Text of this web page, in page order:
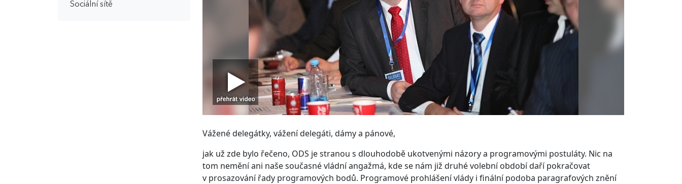
Sociální sítě
Vážené delegátky, vážení delegáti, dámy a pánové,
jak už zde bylo řečeno, ODS je stranou s dlouhodobě ukotvenými názory a programovými postuláty. Nic na
tom nemění ani naše současné vládní angažmá, kde se nám již druhé volební období daří pokračovat
v prosazování řady programových bodů. Programové prohlášení vlády i finální podoba paragrafových znění